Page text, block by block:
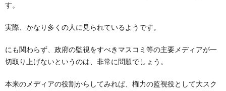
す。
実際、かなり多くの人に見られているようです。
にも関わらず、政府の監視をすべきマスコミ等の主要メディアが一
切取り上げないというのは、非常に問題でしょう。
本来のメディアの役割からしてみれば、権力の監視役として大スク